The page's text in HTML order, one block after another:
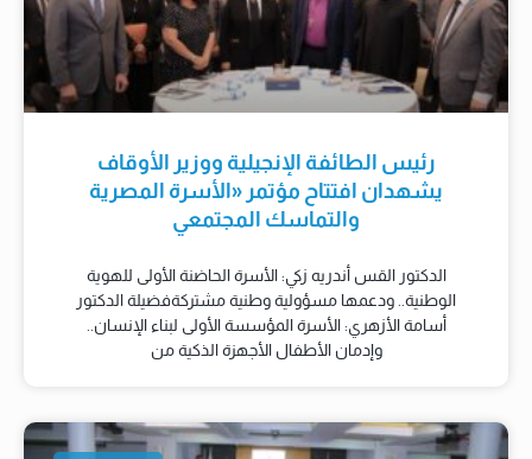
رئيس الطائفة الإنجيلية ووزير الأوقاف
يشهدان افتتاح مؤتمر «الأسرة المصرية
والتماسك المجتمعي
الدكتور القس أندريه زكي: الأسرة الحاضنة الأولى للهوية
الوطنية.. ودعمها مسؤولية وطنية مشتركةفضيلة الدكتور
أسامة الأزهري: الأسرة المؤسسة الأولى لبناء الإنسان..
وإدمان الأطفال الأجهزة الذكية من